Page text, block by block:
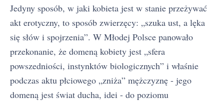
Jedyny sposób, w jaki kobieta jest w stanie przeżywać
akt erotyczny, to sposób zwierzęcy: „szuka ust, a lęka
się słów i spojrzenia”. W Młodej Polsce panowało
przekonanie, że domeną kobiety jest „sfera
powszedniości, instynktów biologicznych” i właśnie
podczas aktu płciowego „zniża” mężczyznę - jego
domeną jest świat ducha, idei - do poziomu